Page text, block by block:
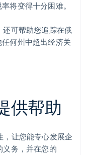
将变得十分困难。
可帮助您追踪在俄
何州中超出经济关
供帮助
，让您能专心发展企
务，并在您的